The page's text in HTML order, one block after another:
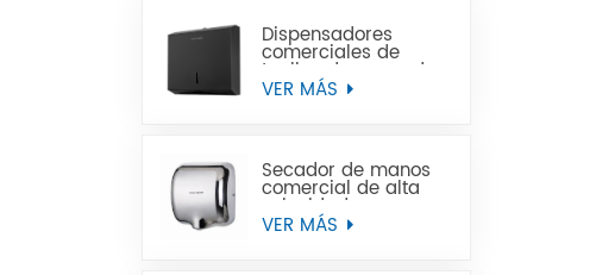
Dispensadores
comerciales de
toallas de mano de
papel negro de
VER MÁS
Secador de manos
comercial de alta
velocidad para
baños
VER MÁS